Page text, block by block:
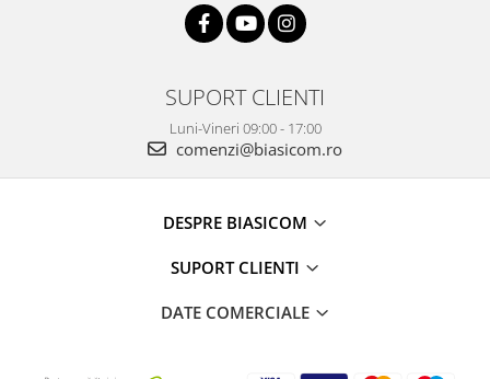
SUPORT CLIENTI
Luni-Vineri 09:00 - 17:00
comenzi@biasicom.ro
DESPRE BIASICOM
SUPORT CLIENTI
DATE COMERCIALE